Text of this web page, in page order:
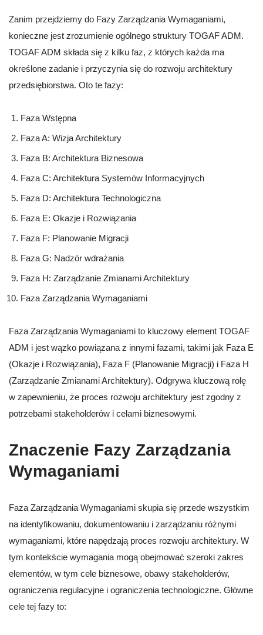
Zanim przejdziemy do Fazy Zarządzania Wymaganiami,
konieczne jest zrozumienie ogólnego struktury TOGAF ADM.
TOGAF ADM składa się z kilku faz, z których każda ma
określone zadanie i przyczynia się do rozwoju architektury
przedsiębiorstwa. Oto te fazy:
Faza Wstępna
Faza A: Wizja Architektury
Faza B: Architektura Biznesowa
Faza C: Architektura Systemów Informacyjnych
Faza D: Architektura Technologiczna
Faza E: Okazje i Rozwiązania
Faza F: Planowanie Migracji
Faza G: Nadzór wdrażania
Faza H: Zarządzanie Zmianami Architektury
Faza Zarządzania Wymaganiami
Faza Zarządzania Wymaganiami to kluczowy element TOGAF
ADM i jest wązko powiązana z innymi fazami, takimi jak Faza E
(Okazje i Rozwiązania), Faza F (Planowanie Migracji) i Faza H
(Zarządzanie Zmianami Architektury). Odgrywa kluczową rolę
w zapewnieniu, że proces rozwoju architektury jest zgodny z
potrzebami stakeholderów i celami biznesowymi.
Znaczenie Fazy Zarządzania
Wymaganiami
Faza Zarządzania Wymaganiami skupia się przede wszystkim
na identyfikowaniu, dokumentowaniu i zarządzaniu różnymi
wymaganiami, które napędzają proces rozwoju architektury. W
tym kontekście wymagania mogą obejmować szeroki zakres
elementów, w tym cele biznesowe, obawy stakeholderów,
ograniczenia regulacyjne i ograniczenia technologiczne. Główne
cele tej fazy to: